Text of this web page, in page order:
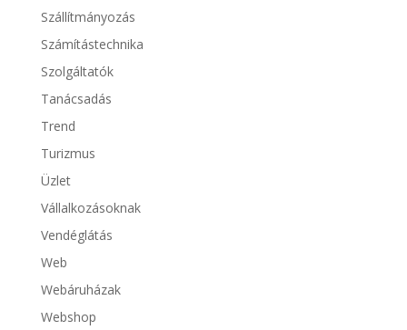
Szállítmányozás
Számítástechnika
Szolgáltatók
Tanácsadás
Trend
Turizmus
Üzlet
Vállalkozásoknak
Vendéglátás
Web
Webáruházak
Webshop